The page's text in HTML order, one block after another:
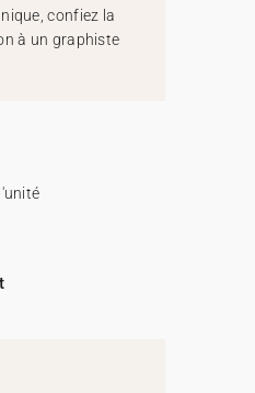
confiez la
à un graphiste